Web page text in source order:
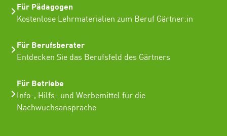
Für Pädagogen
Kostenlose Lehrmaterialien zum Beruf Gärtner:in
Für Berufsberater
Entdecken Sie das Berufsfeld des Gärtners
Für Betriebe
Info-, Hilfs- und Werbemittel für die
Nachwuchsansprache